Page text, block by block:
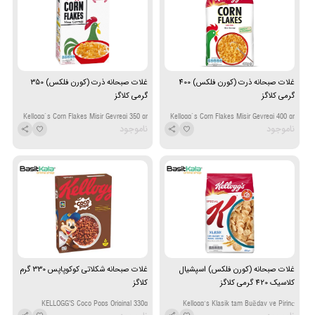
غلات صبحانه ذرت (کورن فلکس) 400
گرمی کلاگز
Kellogg`s Corn Flakes Misir Gevregi 400 gr
ناموجود
غلات صبحانه ذرت (کورن فلکس) 350
گرمی کلاگز
Kellogg`s Corn Flakes Misir Gevregi 350 gr
ناموجود
غلات صبحانه (کورن فلکس) اسپشیال
کلاسیک 420 گرمی کلاگز
Kellogg's Klasik tam Buğday ve Pirinç
غلات صبحانه شکلاتی کوکوپاپس 330 گرم
کلاگز
KELLOGG’S Coco Pops Original 330g